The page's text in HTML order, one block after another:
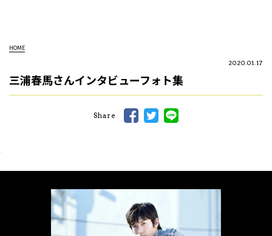
HOME
2020.01.17
三浦春馬さんインタビューフォト集
Share